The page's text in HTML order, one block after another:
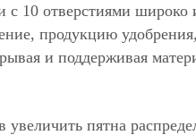
с 10 отверстиями широко
продукцию
и поддерживая
пятна